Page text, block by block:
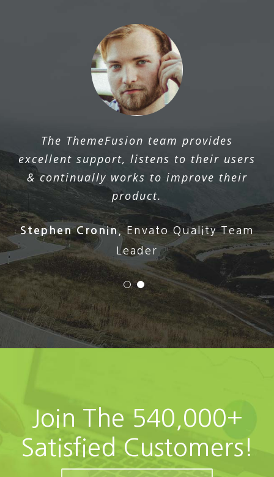
The ThemeFusion team provides
excellent support, listens to their users
& continually works to improve their
product.
Stephen Cronin,Envato Quality Team
Leader
Join The 540,000+
Satisfied Customers!